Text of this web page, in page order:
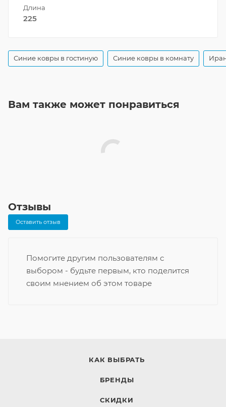
Длина
225
Синие ковры в гостиную Синие ковры в комнату
Вам также может понравиться
Отзывы
Оставить отзыв
Помогите другим пользователям с
выбором - будьте первым, кто поделится
своим мнением об этом товаре
КАК ВЫБРАТЬ
БРЕНДЫ
СКИДКИ